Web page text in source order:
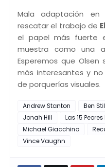
Mala adaptación
rescatar el trabajo de
el papel más fuerte
muestra como una
Esperemos que
más interesantes y
de porquerías visuales.
Andrew Stanton Ben
Jonah Hill
Las 15
Michael Giacchino
Vince Vaughn